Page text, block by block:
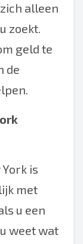
alleen
zoekt.
geld te
de
is
met
u een
weet wat